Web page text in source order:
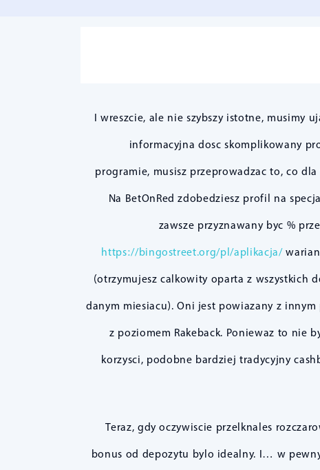
I wreszcie, ale nie szybszy istotne, musimy
informacyjna dosc skomplikowany
programie, musisz przeprowadzac to, co
Na BetOnRed zdobedziesz profil na
zawsze przyznawany byc %
https://bingostreet.org/pl/aplikacja/
(otrzymujesz calkowity oparta z wszystkich
danym miesiacu). Oni jest powiazany z
z poziomem Rakeback. Poniewaz to nie
korzysci, podobne bardziej tradycyjny
Teraz, gdy oczywiscie przelknales
bonus od depozytu bylo idealny. I… w